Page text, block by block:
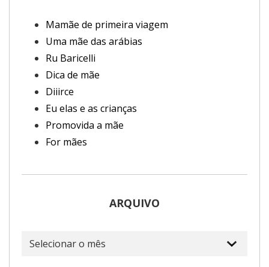
Mamãe de primeira viagem
Uma mãe das arábias
Ru Baricelli
Dica de mãe
Diiirce
Eu elas e as crianças
Promovida a mãe
For mães
ARQUIVO
Arquivo